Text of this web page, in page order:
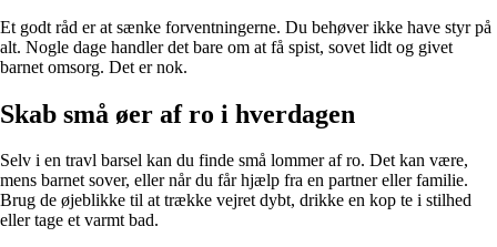
Et godt råd er at sænke forventningerne. Du behøver ikke have styr på
alt. Nogle dage handler det bare om at få spist, sovet lidt og givet
barnet omsorg. Det er nok.
Skab små øer af ro i hverdagen
Selv i en travl barsel kan du finde små lommer af ro. Det kan være,
mens barnet sover, eller når du får hjælp fra en partner eller familie.
Brug de øjeblikke til at trække vejret dybt, drikke en kop te i stilhed
eller tage et varmt bad.